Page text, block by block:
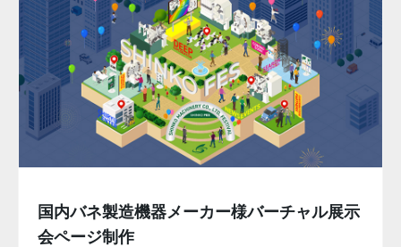
国内バネ製造機器メーカー様バーチャル展示
会ページ制作